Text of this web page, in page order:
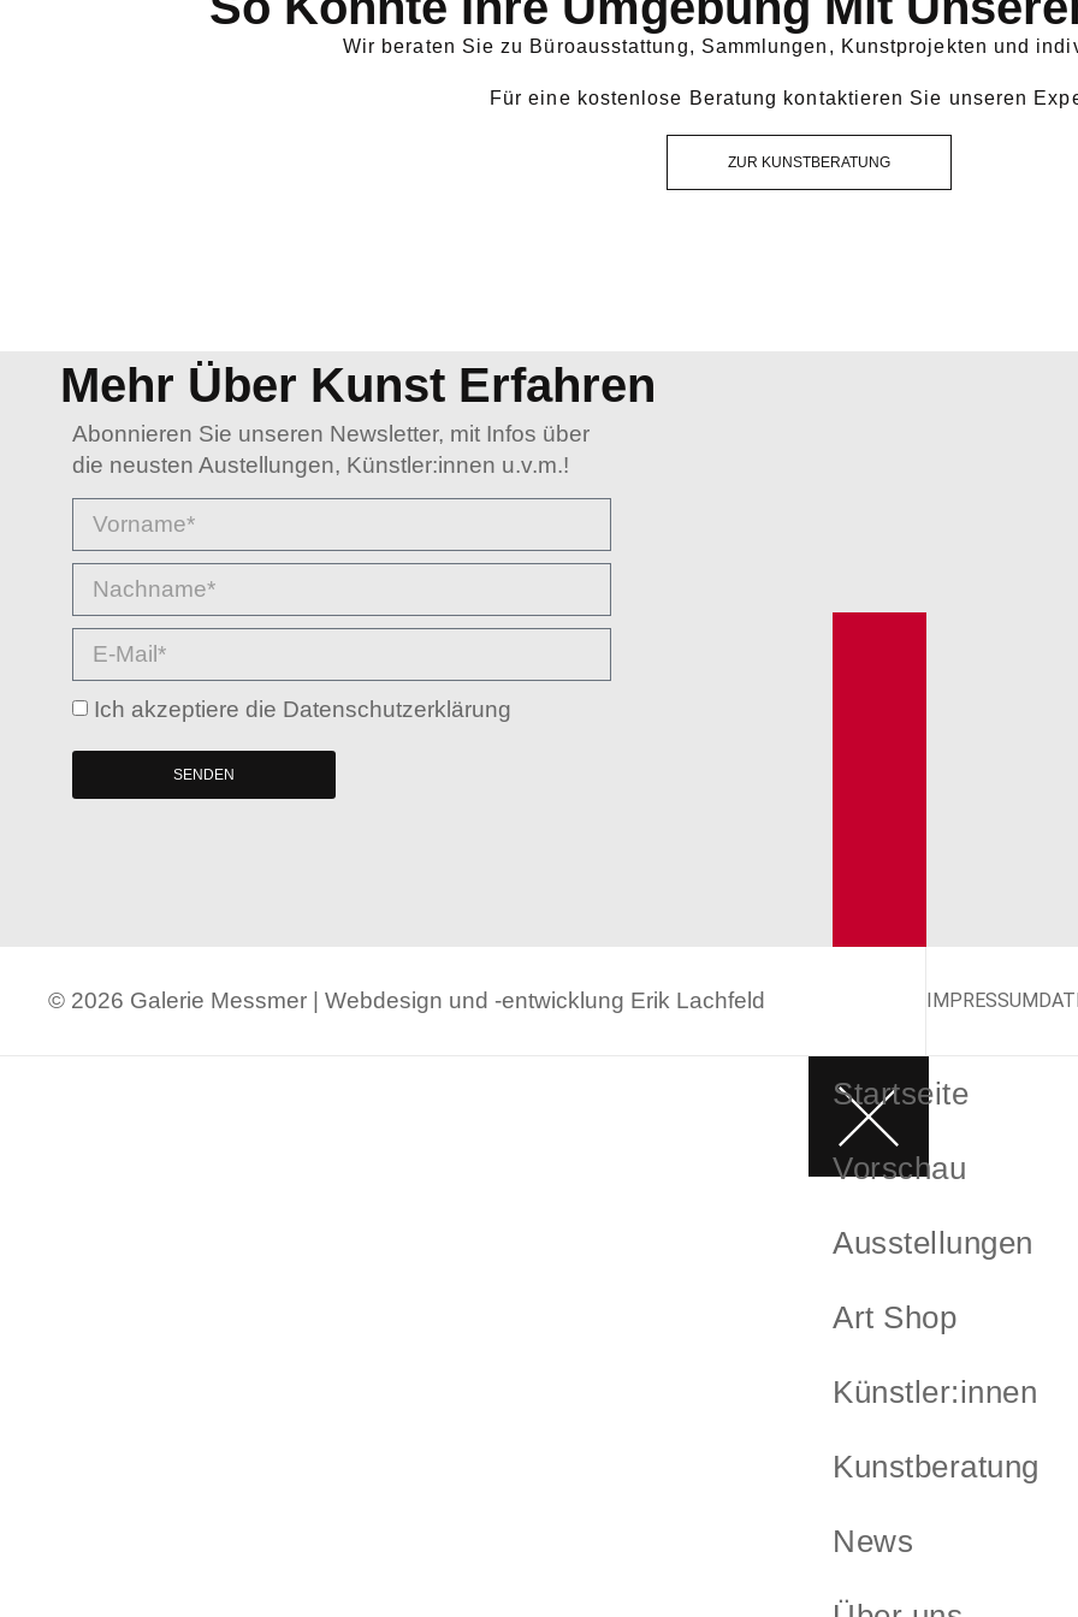
Wir beraten Sie zu Büroausstattung, Sammlungen, Kunstprojekten und
Für eine kostenlose Beratung kontaktieren Sie unseren
ZUR KUNSTBERATUNG
Mehr Über Kunst Erfahren
Abonnieren Sie unseren Newsletter, mit Infos über
die neusten Austellungen, Künstler:innen u.v.m.!
Ich akzeptiere die Datenschutzerklärung
SENDEN
© 2026 Galerie Messmer | Webdesign und -entwicklung Erik Lachfeld IMPRESSUM
Startseite
Vorschau
Ausstellungen
Art Shop
Künstler:innen
Kunstberatung
News